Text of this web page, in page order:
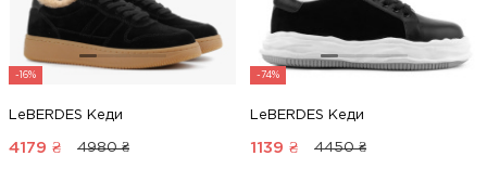
-16%
LeBERDES Кеди
4179 ₴ 4980 ₴
-74%
LeBERDES Кеди
1139 ₴ 4450 ₴